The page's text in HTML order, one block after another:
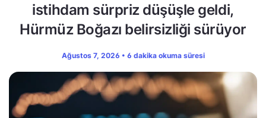
istihdam sürpriz düşüşle geldi,
Hürmüz Boğazı belirsizliği sürüyor
Ağustos 7, 2026 • 6 dakika okuma süresi